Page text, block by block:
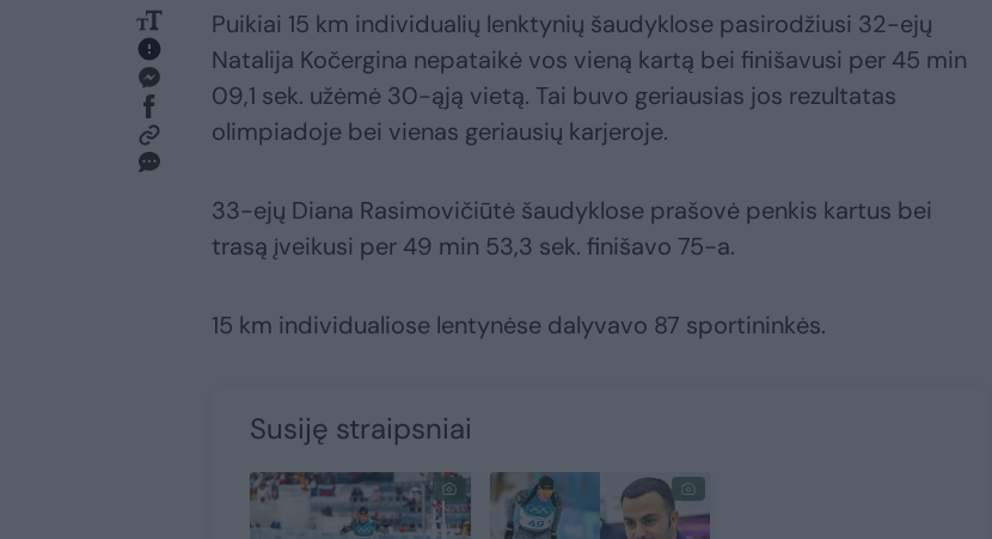
Puikiai 15 km individualių lenktynių šaudyklose pasirodžiusi 32-ejų
Natalija Kočergina nepataikė vos vieną kartą bei finišavusi per 45 min
09,1 sek. užėmė 30-ąją vietą. Tai buvo geriausias jos rezultatas
olimpiadoje bei vienas geriausių karjeroje.
33-ejų Diana Rasimovičiūtė šaudyklose prašovė penkis kartus bei
trasą įveikusi per 49 min 53,3 sek. finišavo 75-a.
15 km individualiose lentynėse dalyvavo 87 sportininkės.
Susiję straipsniai